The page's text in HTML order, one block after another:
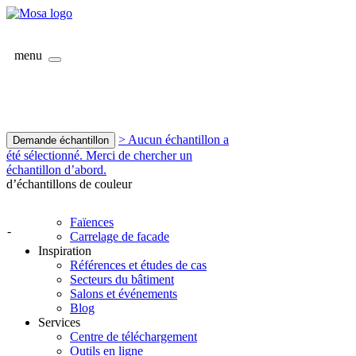
menu
Demande échantillon
> Aucun échantillon a
été sélectionné. Merci de chercher un
échantillon d’abord.
d’échantillons de couleur
-
Faïences
Carrelage de facade
Inspiration
Références et études de cas
Secteurs du bâtiment
Salons et événements
Blog
Services
Centre de téléchargement
Outils en ligne